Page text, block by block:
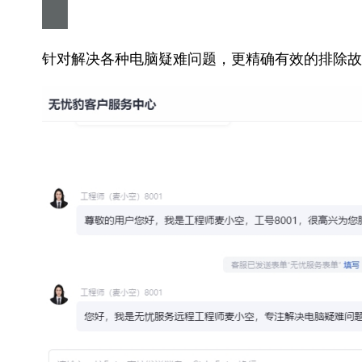
针对解决各种电脑疑难问题，更精确有效的排除